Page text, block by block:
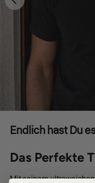
Endlich hast Du
Das Perfekte
Mit seinem